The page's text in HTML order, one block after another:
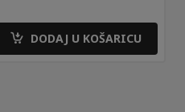
DODAJ U KOŠARICU